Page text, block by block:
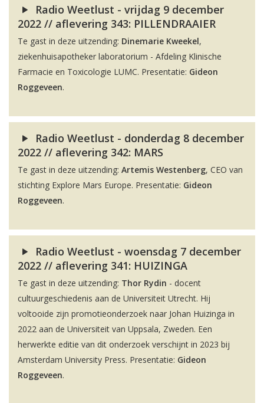
Radio Weetlust - vrijdag 9 december
2022 // aflevering 343: PILLENDRAAIER
Te gast in deze uitzending: Dinemarie Kweekel,
ziekenhuisapotheker laboratorium - Afdeling Klinische
Farmacie en Toxicologie LUMC. Presentatie: Gideon
Roggeveen.
Radio Weetlust - donderdag 8 december
2022 // aflevering 342: MARS
Te gast in deze uitzending: Artemis Westenberg, CEO van
stichting Explore Mars Europe. Presentatie: Gideon
Roggeveen.
Radio Weetlust - woensdag 7 december
2022 // aflevering 341: HUIZINGA
Te gast in deze uitzending: Thor Rydin - docent
cultuurgeschiedenis aan de Universiteit Utrecht. Hij
voltooide zijn promotieonderzoek naar Johan Huizinga in
2022 aan de Universiteit van Uppsala, Zweden. Een
herwerkte editie van dit onderzoek verschijnt in 2023 bij
Amsterdam University Press. Presentatie: Gideon
Roggeveen.